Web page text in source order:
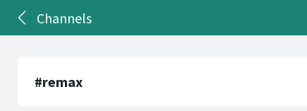
Channels
#remax